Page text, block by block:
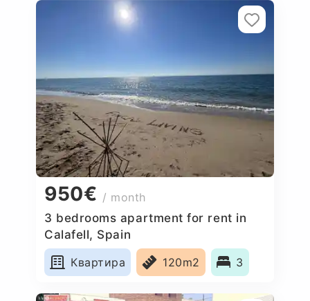
950€ / month
3 bedrooms apartment for rent in
Calafell, Spain
Квартира
120m2 3